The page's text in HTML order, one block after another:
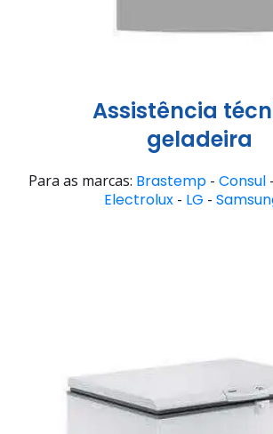
Assistência
geladeira
Para as marcas: Brastemp - Consul -
Electrolux- LG -